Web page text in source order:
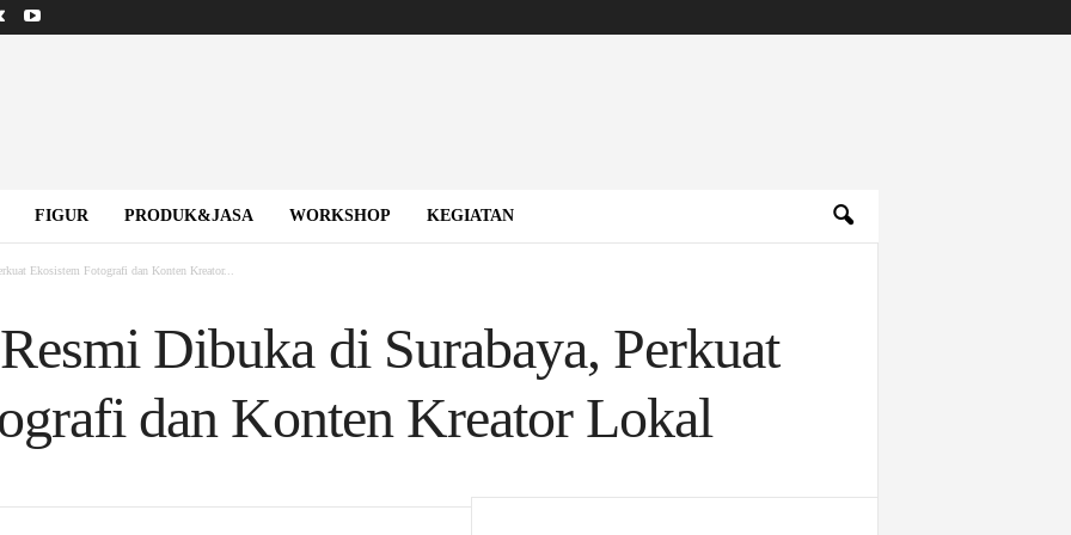
FIGUR PRODUK&JASA WORKSHOP KEGIATAN
Ekosistem Fotografi dan Konten Kreator...
Dibuka di Surabaya, Perkuat
dan Konten Kreator Lokal